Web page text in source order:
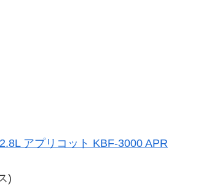
アプリコット KBF-3000 APR
)